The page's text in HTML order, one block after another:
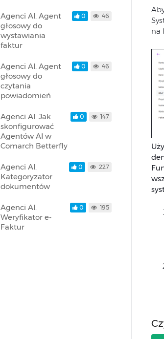
na
Agenci AI. Agent
głosowy do
wystawiania
faktur
0 46
Agenci AI. Agent
głosowy do
czytania
powiadomień
0 46
Agenci AI. Jak
skonfigurować
Agentów AI w
Comarch Betterfly
0 147
Agenci AI.
Kategoryzator
dokumentów
0 227
Agenci AI.
Weryfikator e-
Faktur
0 195